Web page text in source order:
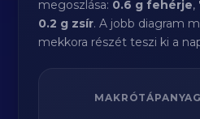
megoszlása: 0.6 g fehérje,
0.2 g zsír. A jobb diagram
mekkora részét teszi ki a